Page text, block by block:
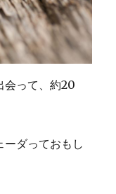
会って、約20
ダっておもし